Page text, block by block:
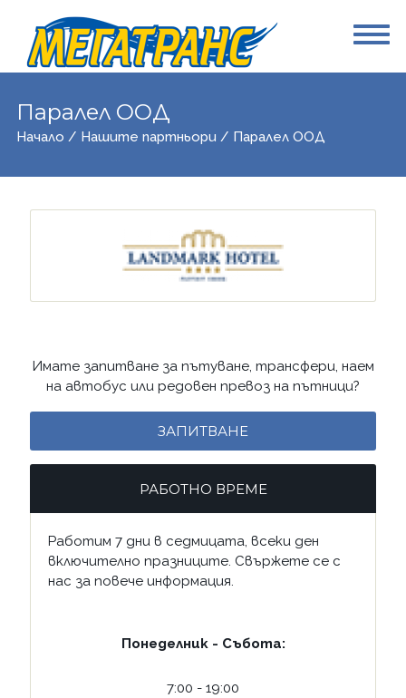
Паралел ООД
Начало / Нашите партньори / Паралел ООД
Имате запитване за пътуване, трансфери, наем
на автобус или редовен превоз на пътници?
ЗАПИТВАНЕ
РАБОТНО ВРЕМЕ
Работим 7 дни в седмицата, всеки ден
включително празниците. Свържете се с
нас за повече информация.
Понеделник - Събота:
7:00 - 19:00